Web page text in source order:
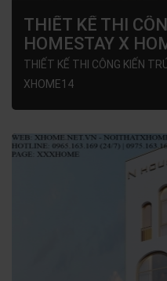
THIẾT KẾ THI
HOMESTAY X
XHOME14
THIẾT KẾ THI CÔNG KIẾN
XHOME14